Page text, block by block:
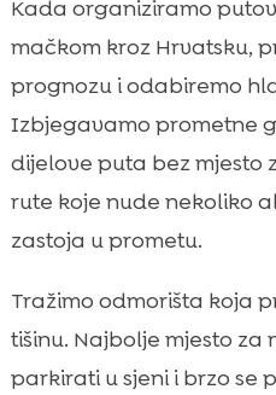
Kada organiziramo
mačkom kroz Hrvatsku,
prognozu i odabiremo
Izbjegavamo prometne
dijelove puta bez mjesto
rute koje nude nekoliko
zastoja u prometu.
Tražimo odmorišta koja
tišinu. Najbolje mjesto za
parkirati u sjeni i brzo se